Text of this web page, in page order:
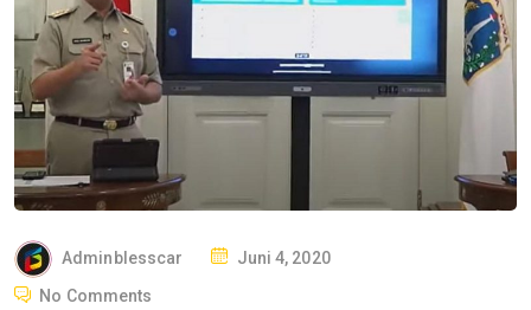
Adminblesscar Juni 4, 2020
No Comments